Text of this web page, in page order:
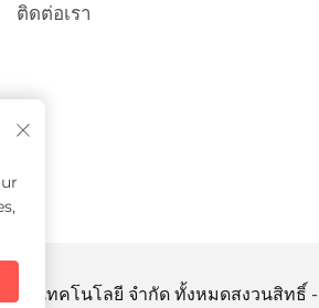
ติดต่อเรา
นท์ เทคโนโลยี จำกัด ทั้งหมดสงวนสิทธิ์ -